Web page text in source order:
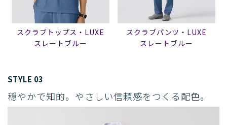
スクラブトップス・LUXE
スレートブルー
スクラブパンツ・LUXE
スレートブルー
STYLE 03
穏やかで知的。やさしい信頼感をつくる配色。